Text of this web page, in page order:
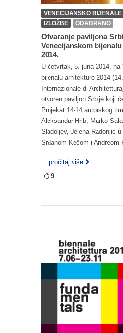
VENECIJANSKO BIJENALE
IZLOŽBE
ODABRANO
Otvaranje paviljona
Venecijanskom
2014.
U četvrtak, 5. juna 2014. na
bijenalu arhitekture 2014
Internazionale di
otvoren paviljon Srbije koji
Projekat 14-14 autorskog
Aleksandar Hrib, Marko
Sladoljev, Jelena Radonjić
Srđanom Kečom i Andreom
... pročitaj više
9